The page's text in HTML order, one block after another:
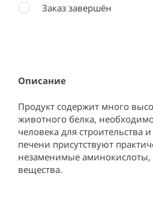
Описание
Продукт содержит много
животного белка,
человека для строительства
печени присутствуют
незаменимые
вещества.
Заказ завершён